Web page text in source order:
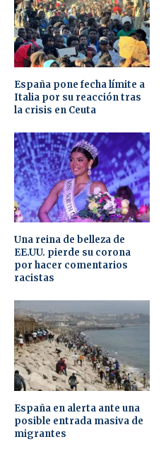
España pone fecha límite a
Italia por su reacción tras
la crisis en Ceuta
Una reina de belleza de
EE.UU. pierde su corona
por hacer comentarios
racistas
España en alerta ante una
posible entrada masiva de
migrantes